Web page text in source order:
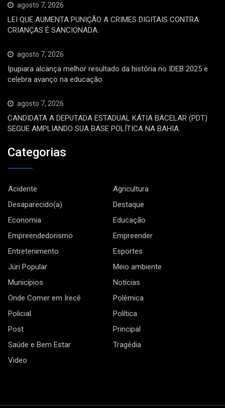
agosto 7, 2026
LEI QUE AUMENTA PUNIÇÃO A CRIMES DIGITAIS CONTRA
CRIANÇAS É SANCIONADA.
agosto 7, 2026
Ipupiara alcança melhor resultado da história no IDEB 2025 e
celebra avanço na educação
agosto 7, 2026
CANDIDATA A DEPUTADA ESTADUAL KÁTIA BACELAR (PDT)
SEGUE AMPLIANDO SUA BASE POLÍTICA NA BAHIA.
Categorias
Acidente
Agricultura
Desaparecido(a)
Destaque
Economia
Educação
Empreendedorismo
Empreender
Entretenimento
Esportes
Júri Popular
Meio ambiente
Municípios
Notícias
Onde Comer em Irecê
Polêmica
Policial
Política
Post
Principal
Saúde e Bem Estar
Tragédia
Video